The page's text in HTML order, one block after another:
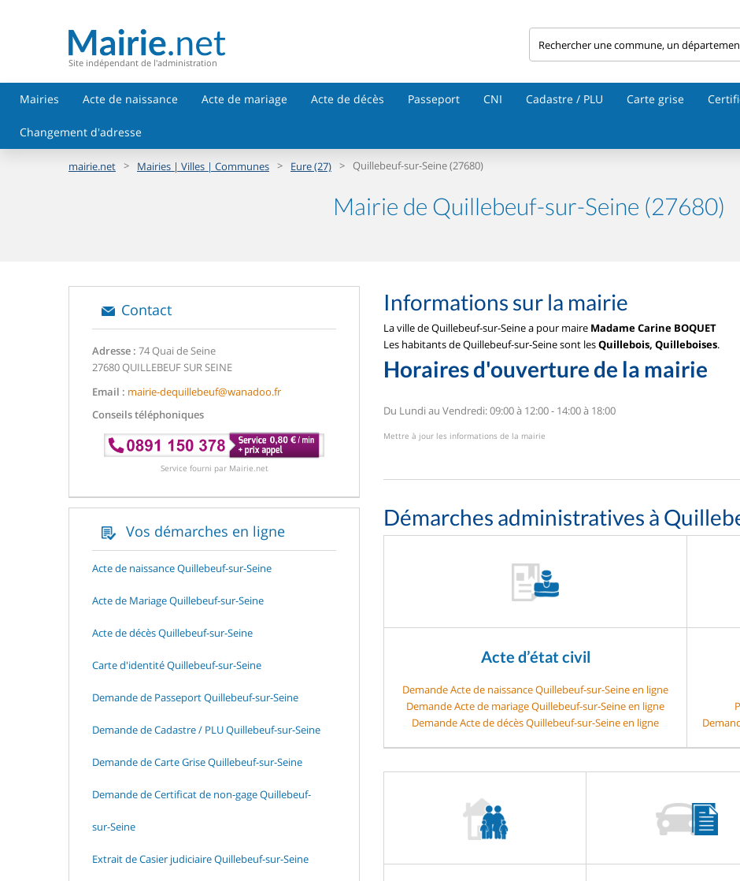
Site indépendant de l'administration
Mairies Acte de naissance Acte de mariage Acte de décès Passeport CNI Cadastre / PLU Carte grise
Changement d'adresse
mairie.net > Mairies | Villes | Communes > Eure (27) > Quillebeuf-sur-Seine (27680)
Mairie de Quillebeuf-sur-Seine (27680)
Contact
Adresse : 74 Quai de Seine
27680 QUILLEBEUF SUR SEINE
Email : mairie-dequillebeuf@wanadoo.fr
Conseils téléphoniques
Service fourni par Mairie.net
Vos démarches en ligne
Acte de naissance Quillebeuf-sur-Seine
Acte de Mariage Quillebeuf-sur-Seine
Acte de décès Quillebeuf-sur-Seine
Carte d'identité Quillebeuf-sur-Seine
Demande de Passeport Quillebeuf-sur-Seine
Demande de Cadastre / PLU Quillebeuf-sur-Seine
Demande de Carte Grise Quillebeuf-sur-Seine
Demande de Certificat de non-gage Quillebeuf-
sur-Seine
Extrait de Casier judiciaire Quillebeuf-sur-Seine
Informations sur la mairie
La ville de Quillebeuf-sur-Seine a pour maire Madame Carine BOQUET
Les habitants de Quillebeuf-sur-Seine sont lesQuillebois, Quilleboises.
Horaires d'ouverture de la mairie
Du Lundi au Vendredi: 09:00 à 12:00 - 14:00 à 18:00
Mettre à jour les informations de la mairie
Démarches administratives à
Acte d’état civil
Demande Acte de naissance Quillebeuf-sur-Seine en ligne
Demande Acte de mariage Quillebeuf-sur-Seine en ligne
Demande Acte de décès Quillebeuf-sur-Seine en ligne